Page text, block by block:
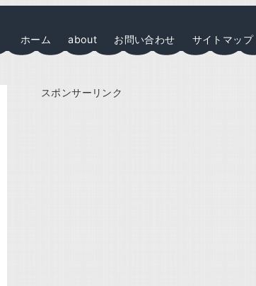
ホーム about お問い合わせ サイトマップ
スポンサーリンク